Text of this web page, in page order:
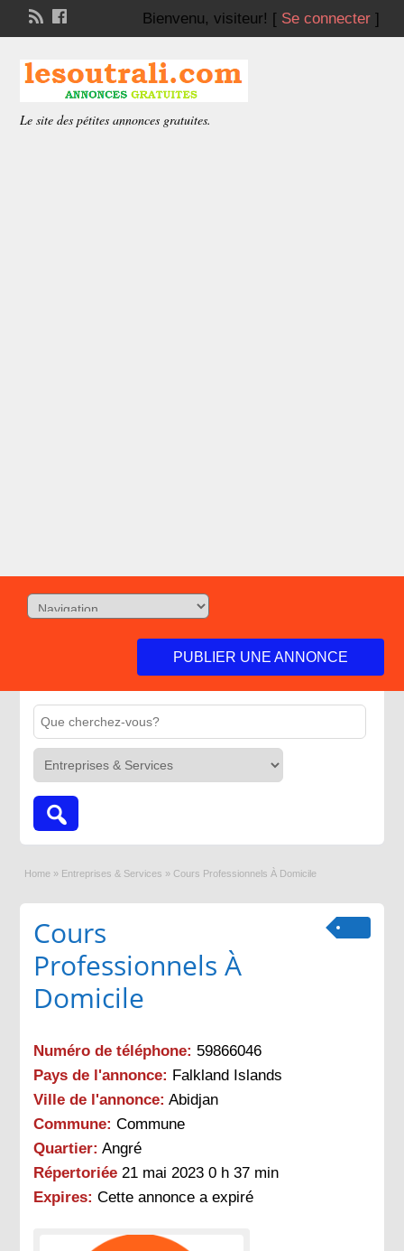
Bienvenu, visiteur! [ Se connecter]
Le site des pétites annonces gratuites.
PUBLIER UNE ANNONCE
Home » Entreprises & Services » Cours Professionnels À Domicile
Cours
Professionnels À
Domicile
Numéro de téléphone: 59866046
Pays de l'annonce: Falkland Islands
Ville de l'annonce: Abidjan
Commune: Commune
Quartier: Angré
Répertoriée 21 mai 2023 0 h 37 min
Expires: Cette annonce a expiré